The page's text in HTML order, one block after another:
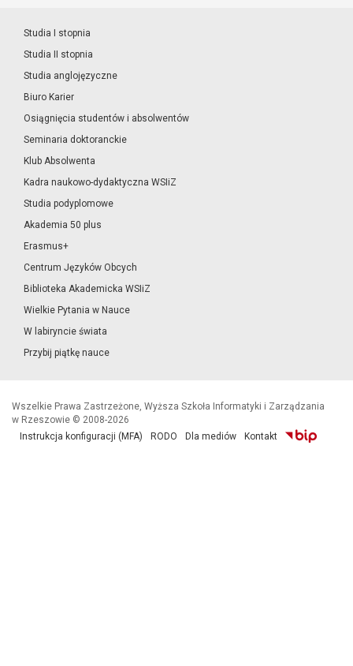
Studia I stopnia
Studia II stopnia
Studia anglojęzyczne
Biuro Karier
Osiągnięcia studentów i absolwentów
Seminaria doktoranckie
Klub Absolwenta
Kadra naukowo-dydaktyczna WSIiZ
Studia podyplomowe
Akademia 50 plus
Erasmus+
Centrum Języków Obcych
Biblioteka Akademicka WSIiZ
Wielkie Pytania w Nauce
W labiryncie świata
Przybij piątkę nauce
Wszelkie Prawa Zastrzeżone, Wyższa Szkoła Informatyki i Zarządzania
w Rzeszowie © 2008-2026
Instrukcja konfiguracji (MFA)
RODO Dla mediów Kontakt